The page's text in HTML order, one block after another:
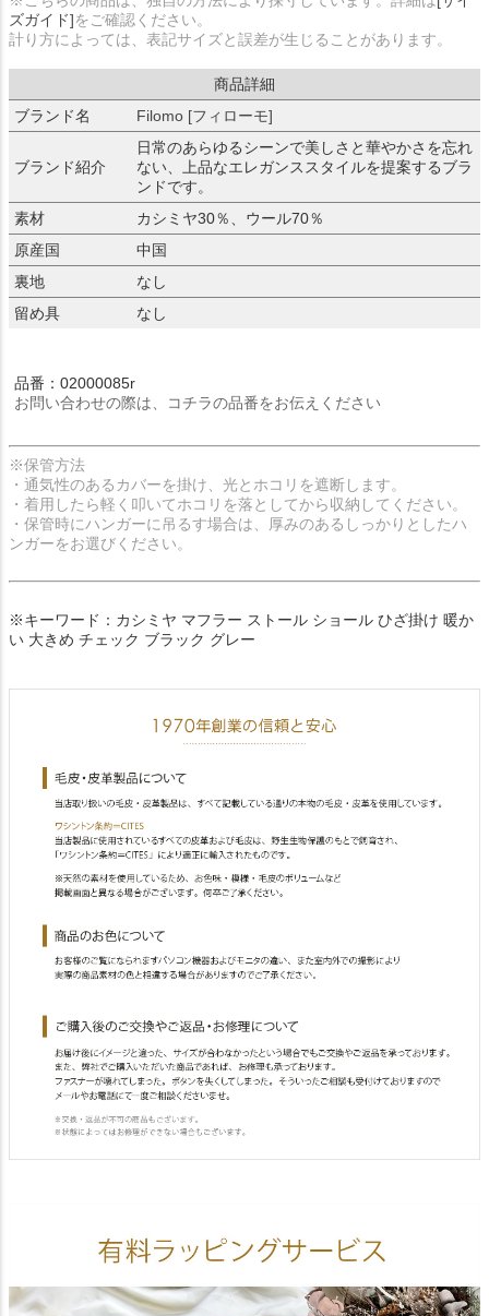
ズガイド]をご確認ください。
計り方によっては、表記サイズと誤差が生じることがあります。
商品詳細
ブランド名
Filomo [フィローモ]
ブランド紹介
日常のあらゆるシーンで美しさと華やかさを忘れ
ない、上品なエレガンススタイルを提案するブラ
ンドです。
素材
カシミヤ30％、ウール70％
原産国
中国
裏地
なし
留め具
なし
品番：02000085r
お問い合わせの際は、コチラの品番をお伝えください
※保管方法
・通気性のあるカバーを掛け、光とホコリを遮断します。
・着用したら軽く叩いてホコリを落としてから収納してください。
・保管時にハンガーに吊るす場合は、厚みのあるしっかりとしたハ
ンガーをお選びください。
※キーワード：カシミヤ マフラー ストール ショール ひざ掛け 暖か
い 大きめ チェック ブラック グレー